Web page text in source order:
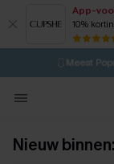
App-
10%
⚡️
🩱Meest
Nieuw